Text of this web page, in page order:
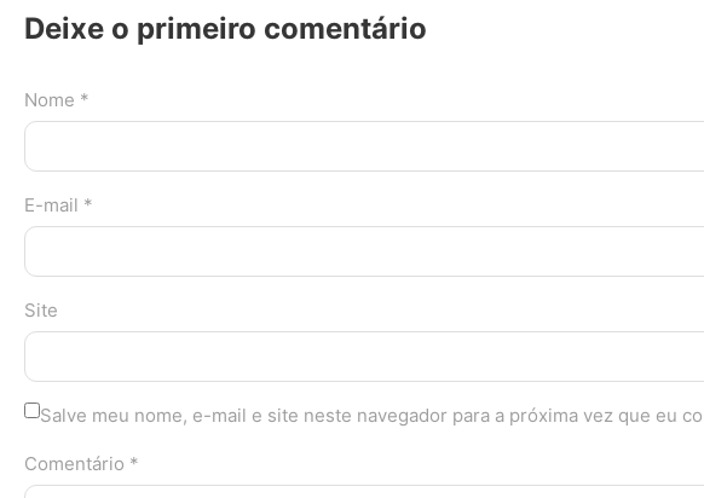
Deixe o primeiro comentário
Nome *
E-mail *
Site
Salve meu nome, e-mail e site neste navegador para a próxima vez que eu
Comentário *